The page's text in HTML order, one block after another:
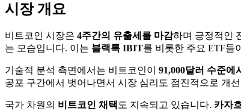
시장 개요
비트코인 시장은 4주간의 유출세를 마감하며 긍정적인
는 모습입니다. 이는 블랙록 IBIT를 비롯한 주요 ETF들
기술적 분석 측면에서는 비트코인이 91,000달러 수준에
공포 구간에서 벗어나면서 시장 심리도 점진적으로 개
국가 차원의 비트코인 채택도 지속되고 있습니다. 카자